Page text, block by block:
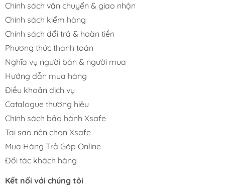
Chính sách vận chuyển & giao nhận
Chính sách kiểm hàng
Chính sách đổi trả & hoàn tiền
Phương thức thanh toán
Nghĩa vụ người bán & người mua
Hướng dẫn mua hàng
Điều khoản dịch vụ
Catalogue thương hiệu
Chính sách bảo hành Xsafe
Tại sao nên chọn Xsafe
Mua Hàng Trả Góp Online
Đối tác khách hàng
Kết nối với chúng tôi